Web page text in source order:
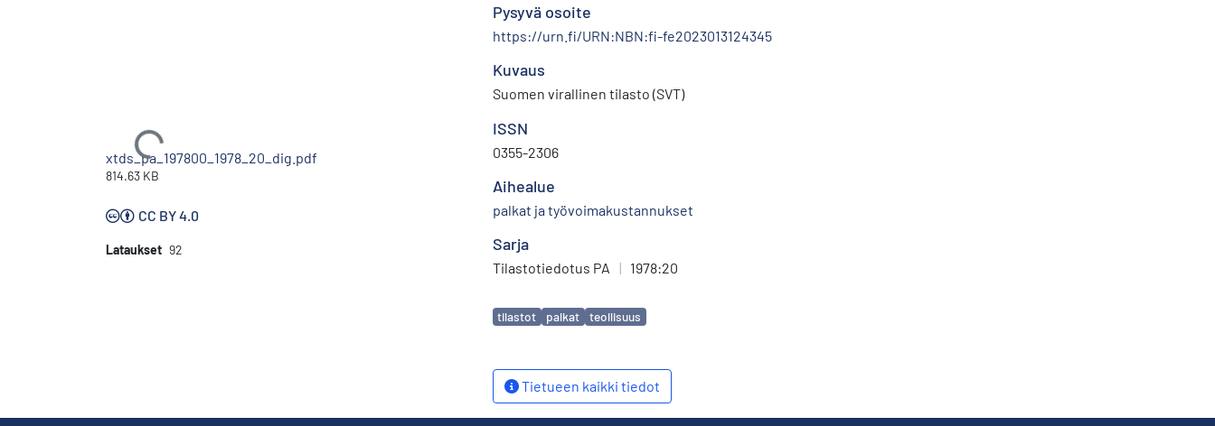
Ladataan...
xtds_pa_197800_1978_20_dig.pdf
814.63 KB
CC BY 4.0
Lataukset 92
Pysyvä osoite
https://urn.fi/URN:NBN:fi-fe2023013124345
Kuvaus
Suomen virallinen tilasto (SVT)
ISSN
0355-2306
Aihealue
palkat ja työvoimakustannukset
Sarja
Tilastotiedotus PA | 1978:20
Avainsanat
tilastot palkat teollisuus
Tietueen kaikki tiedot